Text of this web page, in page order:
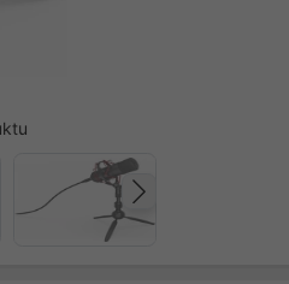
Następny